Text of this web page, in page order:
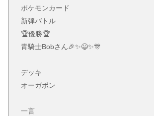
ポケモンカード
新弾バトル
🏆️優勝🏆️
青騎士Bobさん🎉✨😆✨🎊
デッキ
オーガポン
一言